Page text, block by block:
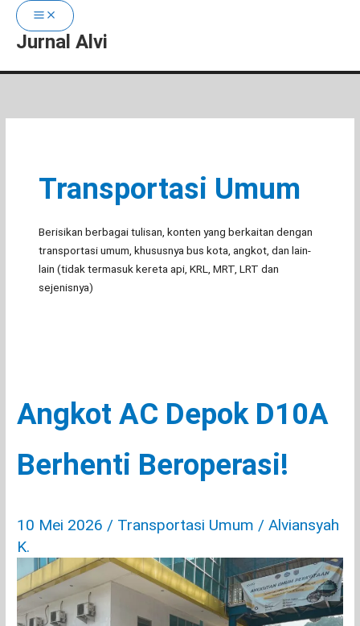
Jurnal Alvi
Transportasi Umum
Berisikan berbagai tulisan, konten yang berkaitan dengan
transportasi umum, khususnya bus kota, angkot, dan lain-
lain (tidak termasuk kereta api, KRL, MRT, LRT dan
sejenisnya)
Angkot AC Depok D10A
Berhenti Beroperasi!
10 Mei 2026 / Transportasi Umum /Alviansyah
K.